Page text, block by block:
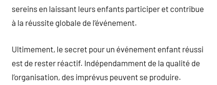
sereins en laissant leurs enfants participer et contribue
à la réussite globale de l’événement.
Ultimement, le secret pour un événement enfant réussi
est de rester réactif. Indépendamment de la qualité de
l’organisation, des imprévus peuvent se produire.